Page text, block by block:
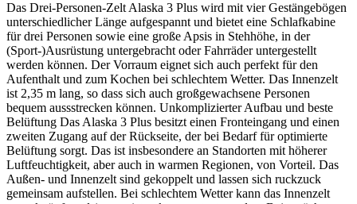
Das Drei-Personen-Zelt Alaska 3 Plus wird mit vier Gestängebögen
unterschiedlicher Länge aufgespannt und bietet eine Schlafkabine
für drei Personen sowie eine große Apsis in Stehhöhe, in der
(Sport-)Ausrüstung untergebracht oder Fahrräder untergestellt
werden können. Der Vorraum eignet sich auch perfekt für den
Aufenthalt und zum Kochen bei schlechtem Wetter. Das Innenzelt
ist 2,35 m lang, so dass sich auch großgewachsene Personen
bequem aussstrecken können. Unkomplizierter Aufbau und beste
Belüftung Das Alaska 3 Plus besitzt einen Fronteingang und einen
zweiten Zugang auf der Rückseite, der bei Bedarf für optimierte
Belüftung sorgt. Das ist insbesondere an Standorten mit höherer
Luftfeuchtigkeit, aber auch in warmen Regionen, von Vorteil. Das
Außen- und Innenzelt sind gekoppelt und lassen sich ruckzuck
gemeinsam aufstellen. Bei schlechtem Wetter kann das Innenzelt